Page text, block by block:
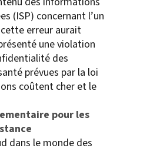
(ISP) concernant l’un
erreur aurait
une violation
des
prévues par la loi
coûtent cher et le
pour les
dans le monde des